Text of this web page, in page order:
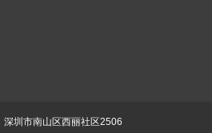
圳市南山区西丽社区2506